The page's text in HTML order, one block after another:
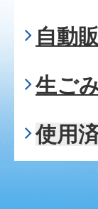
自動
生ご
使用